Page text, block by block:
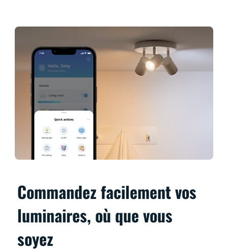
Commandez facilement vos
luminaires, où que vous
soyez